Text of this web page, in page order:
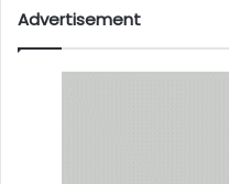
Advertisement